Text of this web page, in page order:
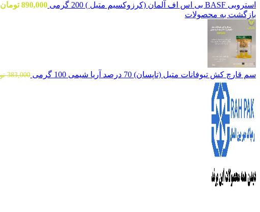
استروبی BASF بی اس اف آلمان (کرزوکسیم متیل ) 200 گرمی 890,000 تومان
بازگشت به محصولات
سم قارچ کش تیوفانات متیل (تاپسان) 70 درصد آریا شیمی 100 گرمی 383,000